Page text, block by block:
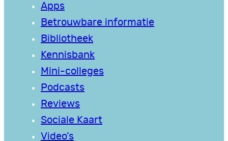
Apps
Betrouwbare informatie
Bibliotheek
Kennisbank
Mini-colleges
Podcasts
Reviews
Sociale Kaart
Video’s